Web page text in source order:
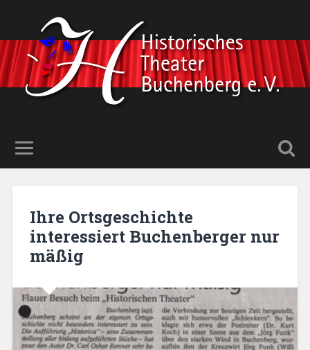
Ihre Ortsgeschichte
interessiert Buchenberger nur
mäßig